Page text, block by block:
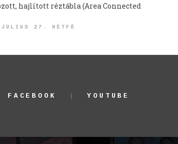
hajlított réztábla (Area Connected
27. HÉTFŐ
FACEBOOK YOUTUBE